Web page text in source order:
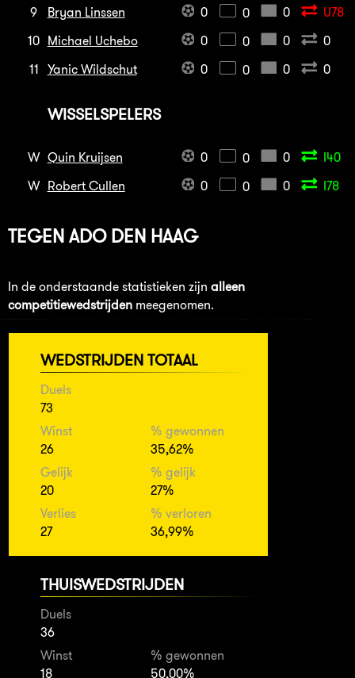
9
Bryan Linssen 0 0 0
U78
10 Michael Uchebo 0 0 0
0
11
Yanic Wildschut 0 0 0 0
WISSELSPELERS
W Quin Kruijsen 0 0 0
I40
W Robert Cullen 0 0 0 I78
TEGEN ADO DEN HAAG
In de onderstaande statistieken zijn alleen
competitiewedstrijden meegenomen.
WEDSTRIJDEN TOTAAL
Duels
73
Winst
26
% gewonnen
35,62%
Gelijk
20
% gelijk
27%
Verlies
27
% verloren
36,99%
THUISWEDSTRIJDEN
Duels
36
Winst
18
% gewonnen
50,00%